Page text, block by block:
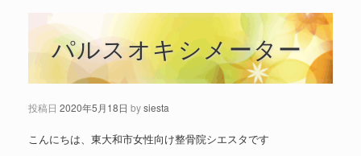
パルスオキシメーター
投稿日 2020年5月18日 bysiesta
こんにちは、東大和市女性向け整骨院シエスタです